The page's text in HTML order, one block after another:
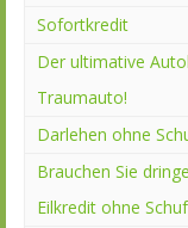
Sofortkredit
Der ultimative
Traumauto!
Darlehen ohne
Brauchen Sie
Eilkredit ohne